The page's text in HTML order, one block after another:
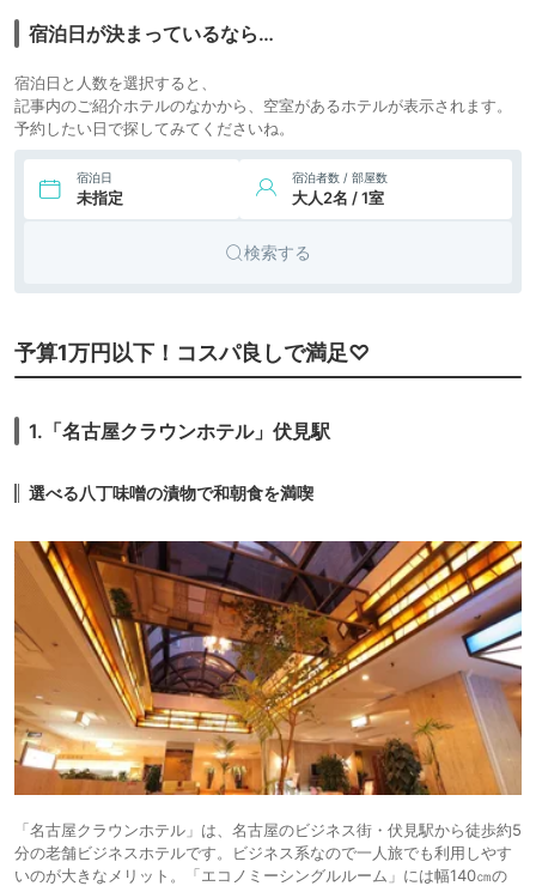
ザホテルグランコー
ト名古屋
9.三井ガーデンホテル
名古屋プレミア
icotto 楽天トラベル
テル
10. 名古屋東急ホテル
10,923円〜 10,600円〜
キャンバス 名古屋
icotto 楽天トラベル
テル
12.名鉄グランドホテ
ル
icotto
テル スカイタワー
icotto
14.名古屋マリオット
アソシアホテル
icotto
15.ヒルトン名古屋
16,890円〜
icotto
15,800円〜
楽天トラベル
シティホ
テル
宿泊日が決まっているなら…
宿泊日と人数を選択すると、
記事内のご紹介ホテルのなかから、空室があるホテルが表示されます。
予約したい日で探してみてくださいね。
宿泊日
未指定
宿泊者数 / 部屋数
大人2名 / 1室
検索する
予算1万円以下！コスパ良しで満足♡
1.「名古屋クラウンホテル」伏見駅
選べる八丁味噌の漬物で和朝食を満喫
「名古屋クラウンホテル」は、名古屋のビジネス街・伏見駅から徒歩約5
分の老舗ビジネスホテルです。ビジネス系なので一人旅でも利用しやす
いのが大きなメリット。「エコノミーシングルルーム」には幅140㎝の